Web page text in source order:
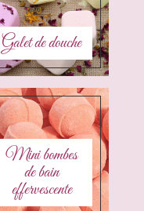
Galet de douche
Mini bombes
de bain
effervescente